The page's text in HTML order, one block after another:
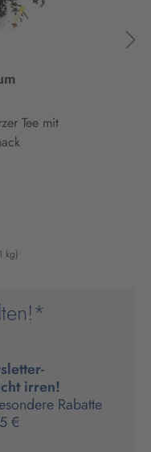
Tee mit
kg)
irren!
Rabatte
€